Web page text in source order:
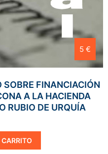
5 €
SOBRE FINANCIACIÓN
A LA HACIENDA
RUBIO DE URQUÍA